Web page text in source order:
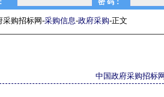
采购招标网-采购信息-政府采购-正文
中国政府采购招标网